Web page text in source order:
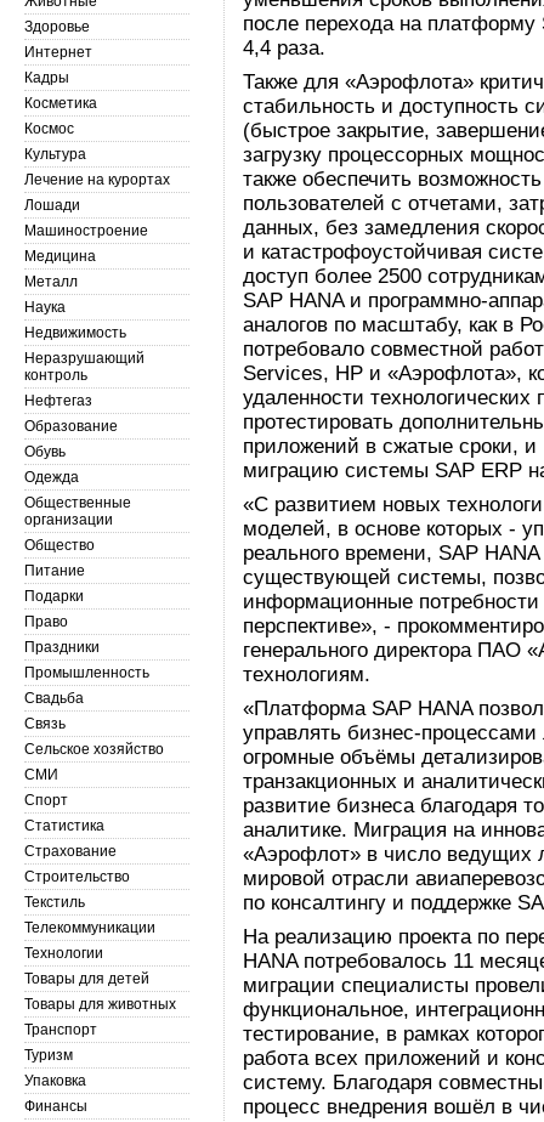
после перехода на платформу
4,4 раза.
Также для «Аэрофлота»
стабильность и доступность
(быстрое закрытие,
загрузку процессорных
также обеспечить
пользователей с отчетами,
данных, без замедления
и катастрофоустойчивая
доступ более 2500
SAP HANA и программно-
аналогов по масштабу, как в
потребовало совместной
Services, HP и «Аэрофлота»,
удаленности
протестировать
приложений в сжатые сроки, и
миграцию системы SAP ERP
«С развитием новых
моделей, в основе которых -
реального времени, SAP
существующей системы,
информационные
перспективе», -
генерального директора
технологиям.
«Платформа SAP HANA
управлять бизнес-
огромные объёмы
транзакционных и
развитие бизнеса благодаря
аналитике. Миграция на
«Аэрофлот» в число ведущих
мировой отрасли
по консалтингу и поддержке
На реализацию проекта по
HANA потребовалось 11
миграции специалисты
функциональное,
тестирование, в рамках
работа всех приложений и
систему. Благодаря
процесс внедрения вошёл в
Здоровье
Интернет
Кадры
Косметика
Космос
Культура
Лечение на курортах
Лошади
Машиностроение
Медицина
Металл
Наука
Недвижимость
Неразрушающий
контроль
Нефтегаз
Образование
Обувь
Одежда
Общественные
организации
Общество
Питание
Подарки
Право
Праздники
Промышленность
Свадьба
Связь
Сельское хозяйство
СМИ
Спорт
Статистика
Страхование
Строительство
Текстиль
Телекоммуникации
Технологии
Товары для детей
Товары для животных
Транспорт
Туризм
Упаковка
Финансы